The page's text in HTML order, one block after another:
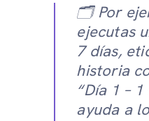
🗂️ Por
ejecutas
7 días,
historia
“Día 1 –
ayuda a